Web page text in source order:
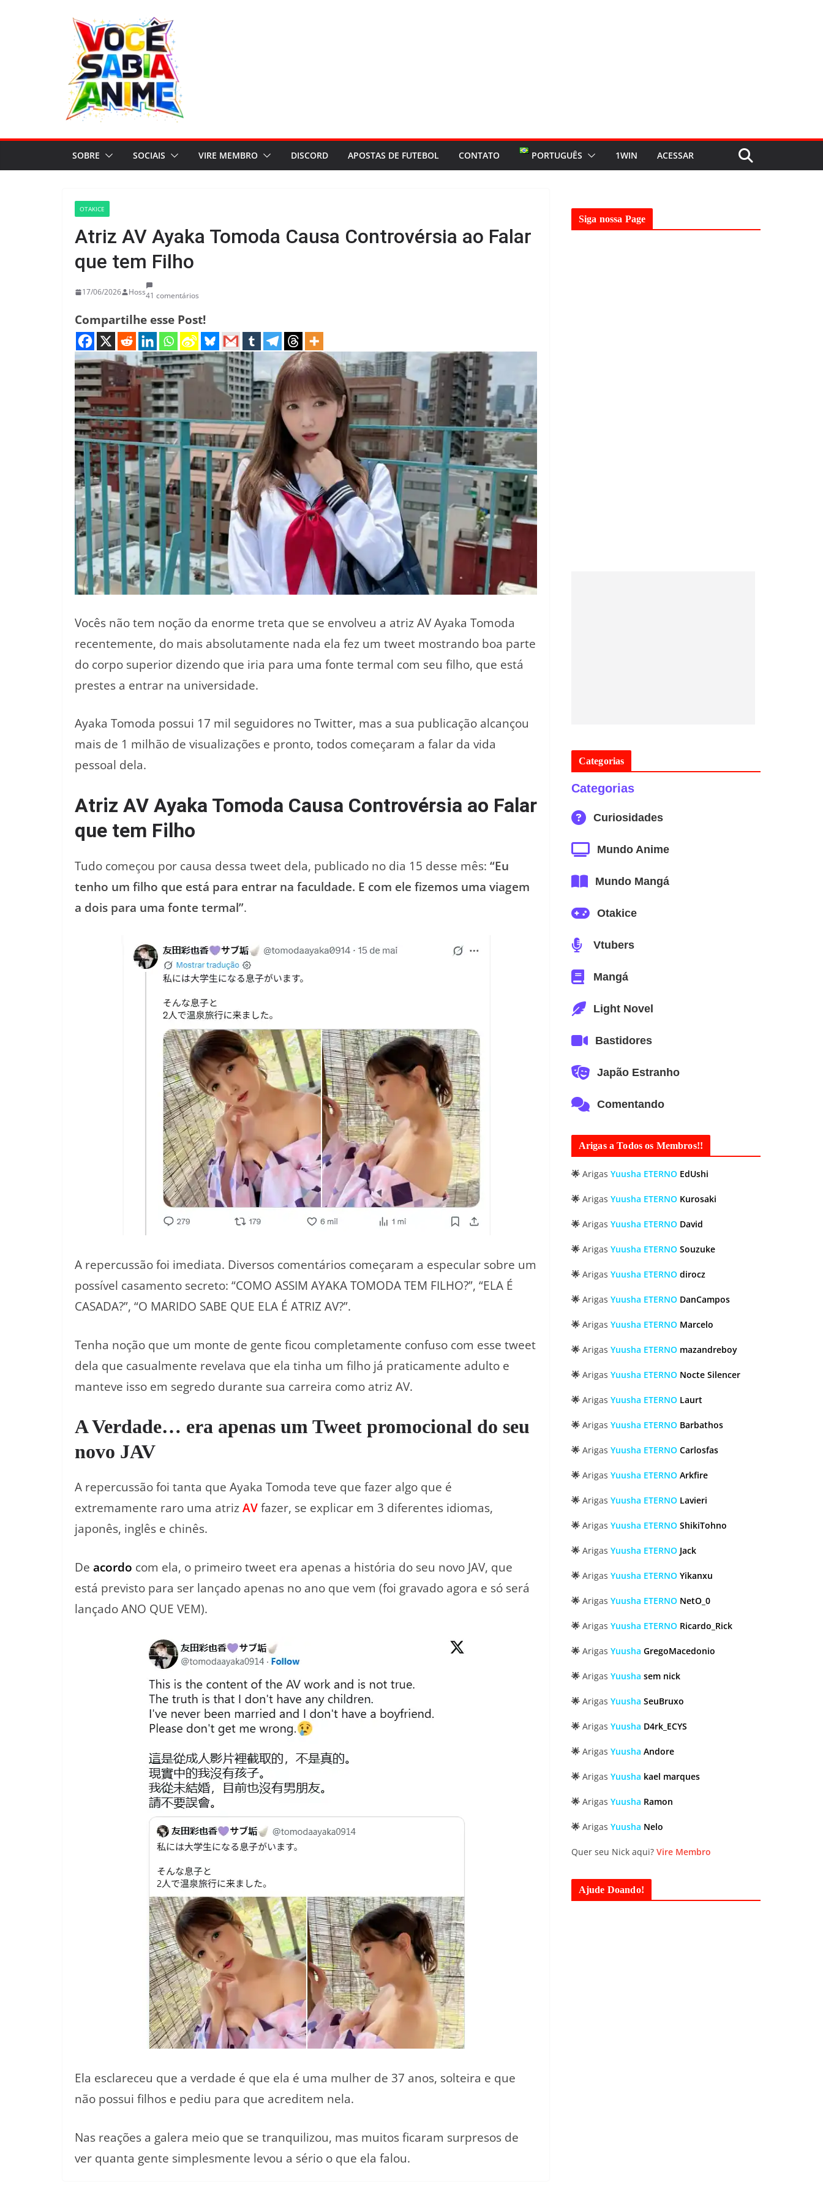
SOBRE SOCIAIS VIRE MEMBRO DISCORD APOSTAS DE FUTEBOL CONTATO PORTUGUÊS 1WIN ACESSAR
OTAKICE
Atriz AV Ayaka Tomoda Causa Controvérsia ao Falar
que tem Filho
17/06/2026 Hoss41 comentários
Compartilhe esse Post!
Vocês não tem noção da enorme treta que se envolveu a atriz AV Ayaka Tomoda
recentemente, do mais absolutamente nada ela fez um tweet mostrando boa parte
do corpo superior dizendo que iria para uma fonte termal com seu filho, que está
prestes a entrar na universidade.
Ayaka Tomoda possui 17 mil seguidores no Twitter, mas a sua publicação alcançou
mais de 1 milhão de visualizações e pronto, todos começaram a falar da vida
pessoal dela.
Atriz AV Ayaka Tomoda Causa Controvérsia ao Falar
que tem Filho
Tudo começou por causa dessa tweet dela, publicado no dia 15 desse mês: “Eu
tenho um filho que está para entrar na faculdade. E com ele fizemos uma viagem
a dois para uma fonte termal”.
A repercussão foi imediata. Diversos comentários começaram a especular sobre um
possível casamento secreto: “COMO ASSIM AYAKA TOMODA TEM FILHO?”, “ELA É
CASADA?”, “O MARIDO SABE QUE ELA É ATRIZ AV?”.
Tenha noção que um monte de gente ficou completamente confuso com esse tweet
dela que casualmente revelava que ela tinha um filho já praticamente adulto e
manteve isso em segredo durante sua carreira como atriz AV.
A Verdade… era apenas um Tweet promocional do seu
novo JAV
A repercussão foi tanta que Ayaka Tomoda teve que fazer algo que é
extremamente raro uma atrizAVfazer, se explicar em 3 diferentes idiomas,
japonês, inglês e chinês.
De acordo com ela, o primeiro tweet era apenas a história do seu novo JAV, que
está previsto para ser lançado apenas no ano que vem (foi gravado agora e só será
lançado ANO QUE VEM).
Ela esclareceu que a verdade é que ela é uma mulher de 37 anos, solteira e que
não possui filhos e pediu para que acreditem nela.
Nas reações a galera meio que se tranquilizou, mas muitos ficaram surpresos de
ver quanta gente simplesmente levou a sério o que ela falou.
Siga nossa Page
Categorias
Categorias
Curiosidades
Mundo Anime
Mundo Mangá
Otakice
Vtubers
Mangá
Light Novel
Bastidores
Japão Estranho
Comentando
Arigas a Todos os Membros!!
🌟 Arigas Yuusha ETERNO EdUshi
🌟 Arigas Yuusha ETERNO Kurosaki
🌟 Arigas Yuusha ETERNO David
🌟 Arigas Yuusha ETERNO Souzuke
🌟 Arigas Yuusha ETERNO dirocz
🌟 Arigas Yuusha ETERNO DanCampos
🌟 Arigas Yuusha ETERNO Marcelo
🌟 Arigas Yuusha ETERNO mazandreboy
🌟 Arigas Yuusha ETERNO Nocte Silencer
🌟 Arigas Yuusha ETERNO Laurt
🌟 Arigas Yuusha ETERNO Barbathos
🌟 Arigas Yuusha ETERNO Carlosfas
🌟 Arigas Yuusha ETERNO Arkfire
🌟 Arigas Yuusha ETERNO Lavieri
🌟 Arigas Yuusha ETERNO ShikiTohno
🌟 Arigas Yuusha ETERNO Jack
🌟 Arigas Yuusha ETERNO Yikanxu
🌟 Arigas Yuusha ETERNO NetO_0
🌟 Arigas Yuusha ETERNO Ricardo_Rick
🌟 Arigas Yuusha GregoMacedonio
🌟 Arigas Yuusha sem nick
🌟 Arigas Yuusha SeuBruxo
🌟 Arigas Yuusha D4rk_ECYS
🌟 Arigas Yuusha Andore
🌟 Arigas Yuusha kael marques
🌟 Arigas Yuusha Ramon
🌟 Arigas Yuusha Nelo
Quer seu Nick aqui? Vire Membro
Ajude Doando!